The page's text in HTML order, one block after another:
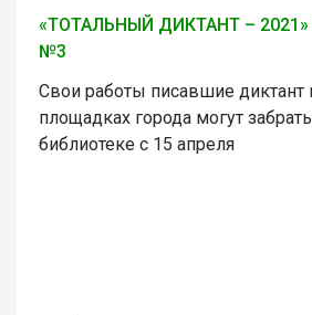
«ТОТАЛЬНЫЙ ДИКТАНТ –
№3
Свои работы писавшие диктант
площадках города могут
библиотеке с 15 апреля